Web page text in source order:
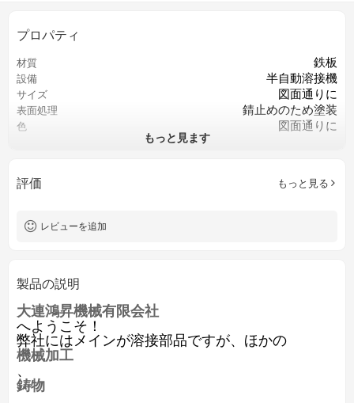
プロパティ
材質 鉄板
設備 半自動溶接機
サイズ 図面通りに
表面処理 錆止めのため塗装
色 図面通りに
厚度
検査 マイクロメーター
もっと見ます
評価 もっと見る
レビューを追加
製品の説明
大連鴻昇機械有限会社
へようこそ！
弊社にはメインが溶接部品ですが、ほかの
機械加工
、
鋳物